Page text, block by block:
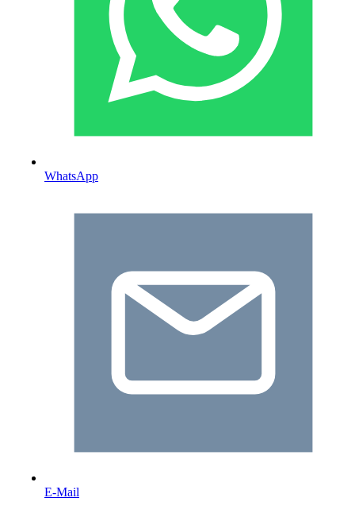
WhatsApp
E-Mail